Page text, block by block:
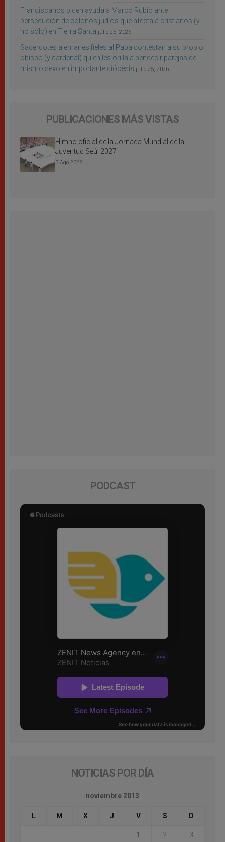
Franciscanos piden ayuda a Marco Rubio ante
persecución de colonos judíos que afecta a cristianos (y
no sólo) en Tierra Santa julio 25, 2026
Sacerdotes alemanes fieles al Papa contestan a su propio
obispo (y cardenal) quien les orilla a bendecir parejas del
mismo sexo en importante diócesis julio 25, 2026
PUBLICACIONES MÁS VISTAS
Himno oficial de la Jornada Mundial de la
Juventud Seúl 2027
3 Ago 2026
PODCAST
NOTICIAS POR DÍA
noviembre 2013
L M X J V S D
1 2 3